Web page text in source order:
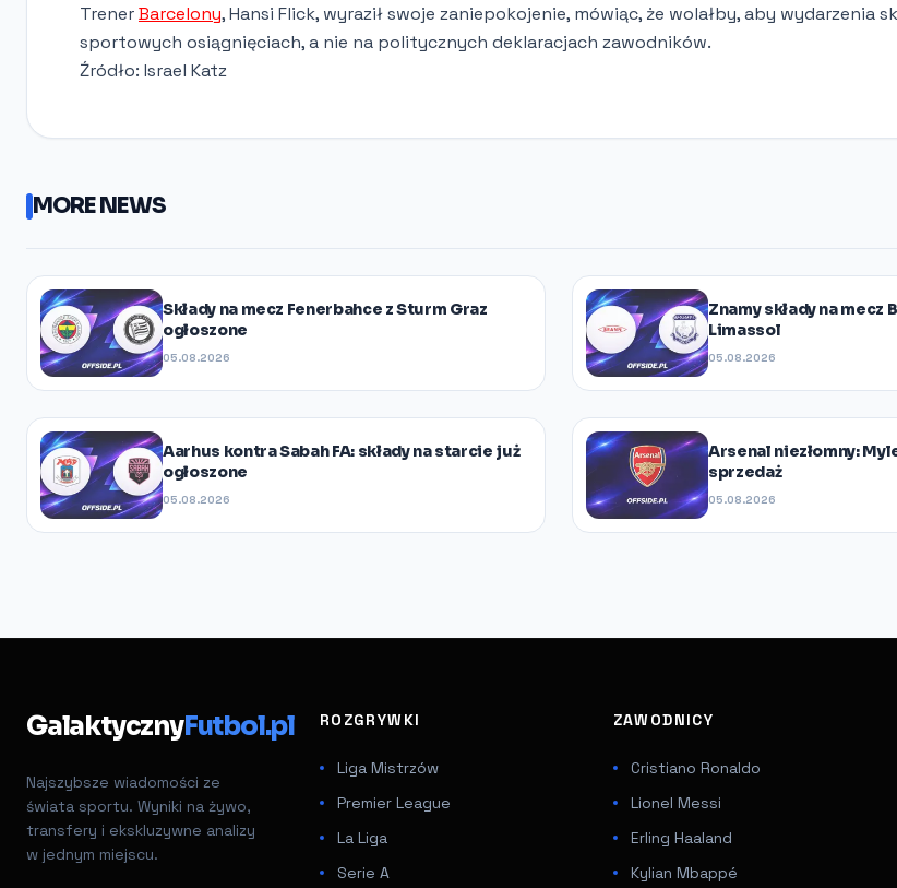
TrenerBarcelony, Hansi Flick, wyraził swoje zaniepokojenie, mówiąc, że wolałby, aby wydarzenia
sportowych osiągnięciach, a nie na politycznych deklaracjach zawodników.
Źródło: Israel Katz
MORE NEWS
Składy na mecz Fenerbahce z Sturm Graz
ogłoszone
05.08.2026
Znamy składy na mecz
Limassol
05.08.2026
Aarhus kontra Sabah FA: składy na starcie już
ogłoszone
05.08.2026
Arsenal niezłomny:
sprzedaż
05.08.2026
GalaktycznyFutbol.pl
Najszybsze wiadomości ze
świata sportu. Wyniki na żywo,
transfery i ekskluzywne analizy
w jednym miejscu.
ROZGRYWKI
Liga Mistrzów
Premier League
La Liga
Serie A
ZAWODNICY
Cristiano Ronaldo
Lionel Messi
Erling Haaland
Kylian Mbappé